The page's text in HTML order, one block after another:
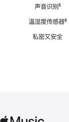
声音识别脚
⁵
温湿度传感器脚
⁶
私密又安全